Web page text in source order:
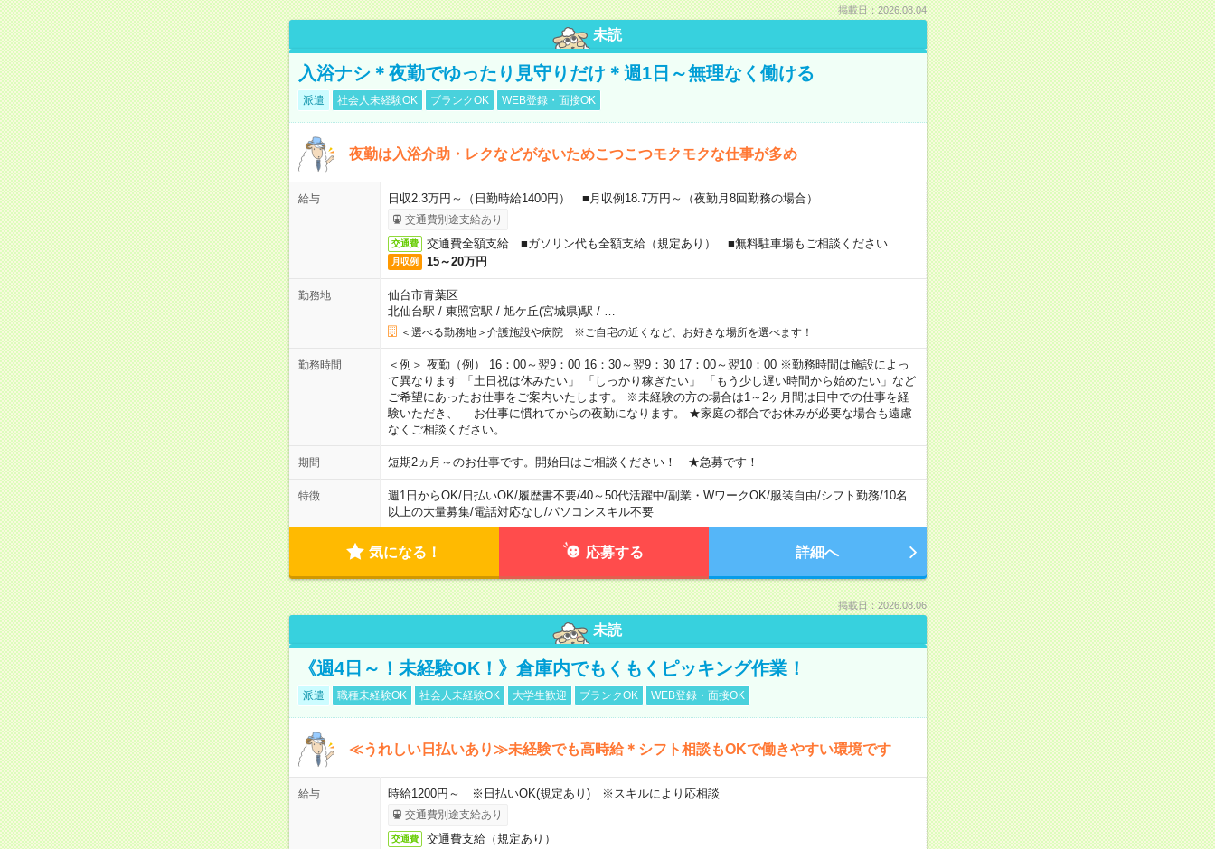
掲載日：2026.08.04
未読
入浴ナシ＊夜勤でゆったり見守りだけ＊週1日～無理なく働ける
派遣 社会人未経験OK ブランクOK WEB登録・面接OK
夜勤は入浴介助・レクなどがないためこつこつモクモクな仕事が多め
給与 日収2.3万円～（日勤時給1400円） ■月収例18.7万円～（夜勤月8回勤務の場合）
交通費別途支給あり
交通費 交通費全額支給 ■ガソリン代も全額支給（規定あり） ■無料駐車場もご相談ください
月収例 15～20万円
勤務地
仙台市青葉区
北仙台駅 / 東照宮駅 / 旭ケ丘(宮城県)駅 /
＜選べる勤務地＞介護施設や病院 ※ご自宅の近くなど、お好きな場所を選べます！
勤務時間
＜例＞ 夜勤（例） 16：00～翌9：00 16：30～翌9：30 17：00～翌10：00 ※勤務時間は施設によっ
て異なります 「土日祝は休みたい」 「しっかり稼ぎたい」 「もう少し遅い時間から始めたい」など
ご希望にあったお仕事をご案内いたします。 ※未経験の方の場合は1～2ヶ月間は日中での仕事を経
験いただき、 お仕事に慣れてからの夜勤になります。 ★家庭の都合でお休みが必要な場合も遠慮
なくご相談ください。
期間 短期2ヵ月～のお仕事です。開始日はご相談ください！ ★急募です！
特徴 週1日からOK/日払いOK/履歴書不要/40～50代活躍中/副業・WワークOK/服装自由/シフト勤務/10名
以上の大量募集/電話対応なし/パソコンスキル不要
気になる！ 応募する 詳細へ
掲載日：2026.08.06
未読
《週4日～！未経験OK！》倉庫内でもくもくピッキング作業！
派遣 職種未経験OK 社会人未経験OK 大学生歓迎 ブランクOK WEB登録・面接OK
≪うれしい日払いあり≫未経験でも高時給＊シフト相談もOKで働きやすい環境です
給与 時給1200円～ ※日払いOK(規定あり) ※スキルにより応相談
交通費別途支給あり
交通費 交通費支給（規定あり）